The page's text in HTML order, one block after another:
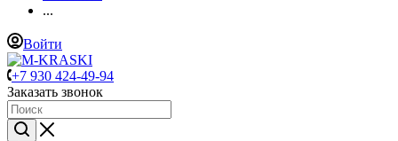
...
Войти
+7 930 424-49-94
Заказать звонок